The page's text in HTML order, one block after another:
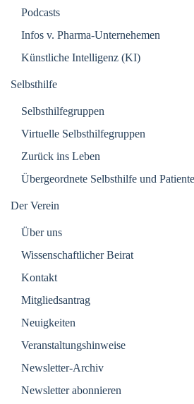
Podcasts
Infos v. Pharma-Unternehemen
Künstliche Intelligenz (KI)
Selbsthilfe
Selbsthilfegruppen
Virtuelle Selbsthilfegruppen
Zurück ins Leben
Übergeordnete Selbsthilfe und
Der Verein
Über uns
Wissenschaftlicher Beirat
Kontakt
Mitgliedsantrag
Neuigkeiten
Veranstaltungshinweise
Newsletter-Archiv
Newsletter abonnieren